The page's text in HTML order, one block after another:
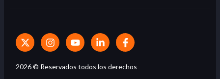
2026© Reservados todos los derechos